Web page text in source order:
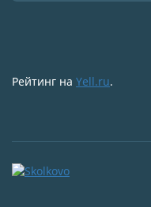
Рейтинг на Yell.ru.